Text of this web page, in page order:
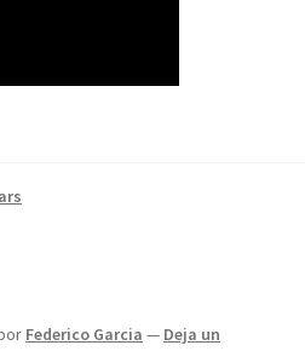
Federico Garcia — Deja un